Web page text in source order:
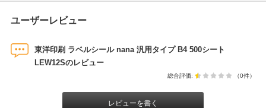
ユーザーレビュー
東洋印刷 ラベルシール nana 汎用タイプ B4 500シート
LEW12Sのレビュー
総合評価: （0件）
レビューを書く